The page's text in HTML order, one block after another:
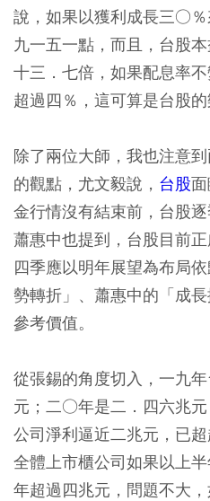
說，如果以獲利成長三○
九一五一點，而且，台股
十三．七倍，如果配息率
超過四％，這可算是台股的
除了兩位大師，我也注意
的觀點，尤文毅說， 台股
金行情沒有結束前，台股
蕭惠中也提到，台股目前
四季應以明年展望為布局
勢轉折」、蕭惠中的「成
參考價值。
從張錫的角度切入，一九
元；二○年是二．四六兆
公司淨利逼近二兆元，已
全體上市櫃公司如果以上
年超過四兆元，問題不大